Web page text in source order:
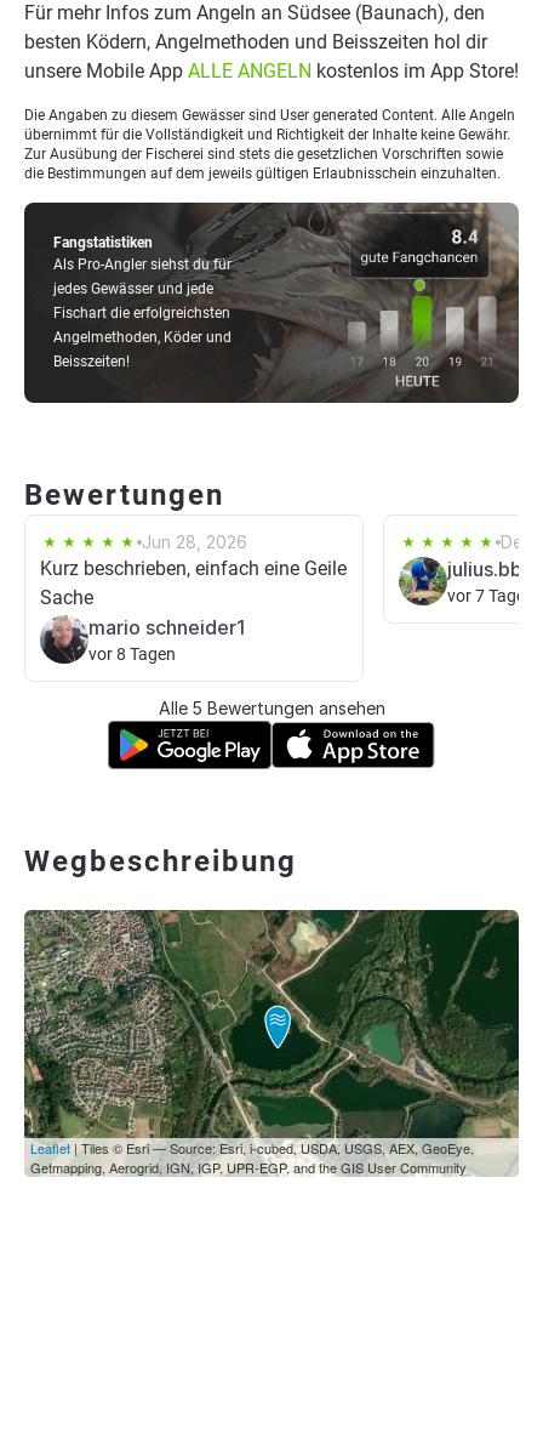
Fangstatistiken
Als Pro-Angler siehst du für
jedes Gewässer und jede
Fischart die erfolgreichsten
Angelmethoden, Köder und
Beisszeiten!
Für mehr Infos zum Angeln an Südsee (Baunach), den
besten Ködern, Angelmethoden und Beisszeiten hol dir
unsere Mobile App ALLE ANGELN kostenlos im App Store!
Die Angaben zu diesem Gewässer sind User generated Content. Alle Angeln
übernimmt für die Vollständigkeit und Richtigkeit der Inhalte keine Gewähr.
Zur Ausübung der Fischerei sind stets die gesetzlichen Vorschriften sowie
die Bestimmungen auf dem jeweils gültigen Erlaubnisschein einzuhalten.
Bewertungen
Jun 28, 2026
Kurz beschrieben, einfach eine Geile
Sache
mario schneider1
vor 8 Tagen
Dec
julius.bbg
vor 7 Tagen
Alle 5 Bewertungen ansehen
Wegbeschreibung
Leaflet | Tiles © Esri — Source: Esri, i-cubed, USDA, USGS, AEX, GeoEye,
Getmapping, Aerogrid, IGN, IGP, UPR-EGP, and the GIS User Community